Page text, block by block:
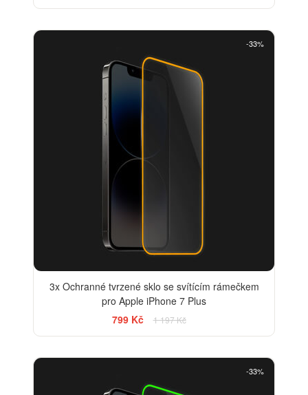
-33%
3x Ochranné tvrzené sklo se svítícím rámečkem
pro Apple iPhone 7 Plus
799 Kč
1 197 Kč
-33%